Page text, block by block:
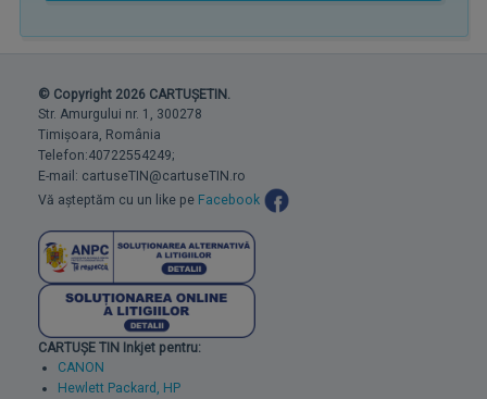
© Copyright 2026 CARTUȘETIN.
Str. Amurgului nr. 1, 300278
Timișoara, România
Telefon:40722554249;
E-mail: cartuseTIN@cartuseTIN.ro
Vă așteptăm cu un like pe Facebook
CARTUȘE TIN Inkjet pentru:
CANON
Hewlett Packard, HP